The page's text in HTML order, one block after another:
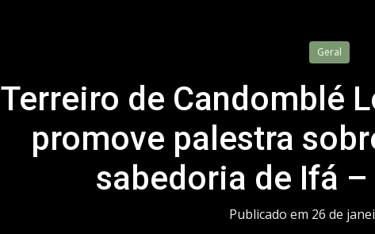
Geral
Terreiro de Candomblé
promove palestra
sabedoria de Ifá –
Publicado em 26 de